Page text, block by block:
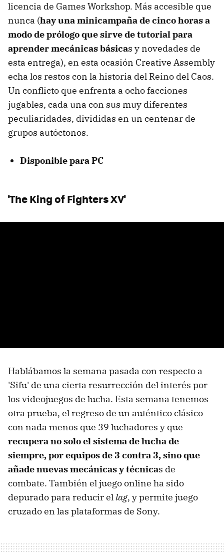
licencia de Games Workshop. Más accesible que
nunca (hay una minicampaña de cinco horas a
modo de prólogo que sirve de tutorial para
aprender mecánicas básicas y novedades de
esta entrega), en esta ocasión Creative Assembly
echa los restos con la historia del Reino del Caos.
Un conflicto que enfrenta a ocho facciones
jugables, cada una con sus muy diferentes
peculiaridades, divididas en un centenar de
grupos autóctonos.
Disponible para PC
'The King of Fighters XV'
Hablábamos la semana pasada con respecto a
'Sifu' de una cierta resurrección del interés por
los videojuegos de lucha. Esta semana tenemos
otra prueba, el regreso de un auténtico clásico
con nada menos que 39 luchadores y que
recupera no solo el sistema de lucha de
siempre, por equipos de 3 contra 3, sino que
añade nuevas mecánicas y técnicas de
combate. También el juego online ha sido
depurado para reducir ellag, y permite juego
cruzado en las plataformas de Sony.